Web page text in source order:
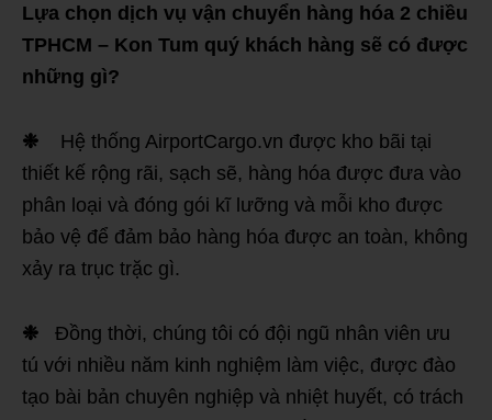
Lựa chọn dịch vụ vận chuyển hàng hóa 2 chiều
TPHCM – Kon Tum quý khách hàng sẽ có được
những gì?
❉ Hệ thống AirportCargo.vn được kho bãi tại
thiết kế rộng rãi, sạch sẽ, hàng hóa được đưa vào
phân loại và đóng gói kĩ lưỡng và mỗi kho được
bảo vệ để đảm bảo hàng hóa được an toàn, không
xảy ra trục trặc gì.
❉ Đồng thời, chúng tôi có đội ngũ nhân viên ưu
tú với nhiều năm kinh nghiệm làm việc, được đào
tạo bài bản chuyên nghiệp và nhiệt huyết, có trách